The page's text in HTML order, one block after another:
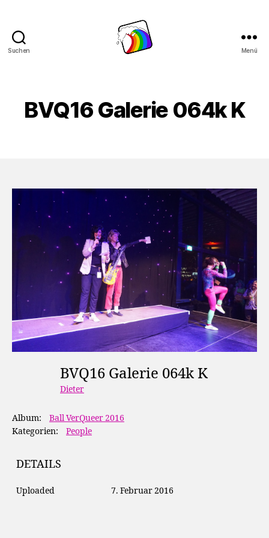
Suchen Menü
BVQ16 Galerie 064k K
BVQ16 Galerie 064k K
Dieter
Album:
Ball VerQueer 2016
Kategorien:
People
DETAILS
Uploaded 7. Februar 2016